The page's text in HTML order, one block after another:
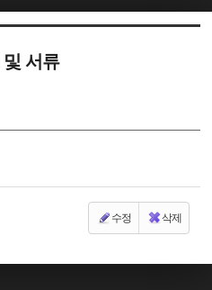
서류
수정 삭제
북5
치북5